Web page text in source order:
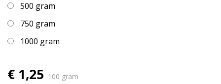
500 gram
750 gram
1000 gram
€ 1,25 100 gram